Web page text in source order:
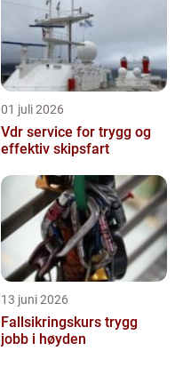
01 juli 2026
Vdr service for trygg og
effektiv skipsfart
13 juni 2026
Fallsikringskurs trygg
jobb i høyden